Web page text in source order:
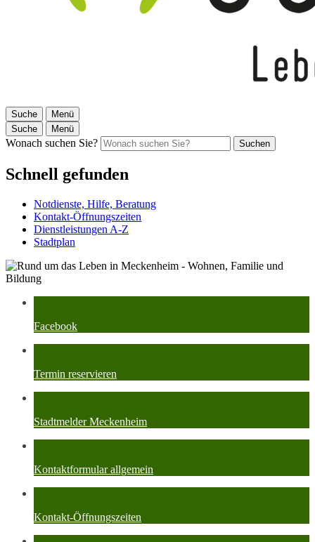
Suche
Menü
Suche
Menü
Wonach suchen Sie? Suchen
Schnell gefunden
Notdienste, Hilfe, Beratung
Kontakt-Öffnungszeiten
Dienstleistungen A-Z
Stadtplan
Facebook
Termin reservieren
Stadtmelder Meckenheim
Kontaktformular allgemein
Kontakt-Öffnungszeiten